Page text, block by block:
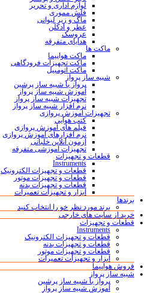
لوازم اداری و تحریر
فلش مموری
ماگ و زیر لیوانی
عطر و ادکلن
عروسک
هدایای متفرقه
ماکت ها
ماکت هواپیما
ماکت تجهیزات فرودگاهی
ماکت اتومبیل
شبیه ساز پرواز
پرواز با شبیه ساز پرشین
آموزش شبیه ساز پرواز
تجهیزات شبیه ساز پرواز
نرم افزار شبیه ساز پرواز
تجهیزات آموزش پروازی
کتب هوایی
فیلم های آموزش پروازی
نرم افزارهای آموزش پروازی
آزمون آنلاین خلبانی
تجهیزات آموزشی متفرقه
قطعات و تجهیزات
Instruments
قطعات و تجهیزات الکترونیک
قطعات و تجهیزات موتور
قطعات و تجهیزات بدنه
ابزار و تجهیزات تعمیرات
برندها
برند مورد نظر خو را انتخاب کنید
خرید از سایت های خارجی
قطعات و تجهیزات
Instruments
قطعات و تجهیزات الکترونیک
قطعات و تجهیزات بدنه
قطعات و تجهیزات موتور
ابزار و تجهیزات تعمیرات
فروش هواپیما
شبیه ساز پرواز
پرواز با شبیه ساز پرشین
آموزش شبیه ساز پرواز